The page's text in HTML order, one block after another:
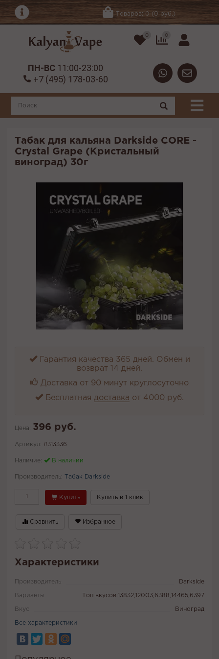
Товаров: 0 (0 руб.)
0 0
ПН-ВС 11:00-23:00
+7 (495) 178-03-60
Табак для кальяна Darkside CORE -
Crystal Grape (Кристальный
виноград) 30г
Гарантия качества 365 дней. Обмен и
возврат 14 дней.
Доставка от 90 минут круглосуточно
Бесплатная доставка от 4000 руб.
Цена: 396 руб.
Артикул: #313336
Наличие: В наличии
Производитель: Табак Darkside
Купить Купить в 1 клик
Сравнить Избранное
Характеристики
Производитель Darkside
Варианты Топ вкусов:13832,12003,6388,14465,6397
Вкус Виноград
Все характеристики